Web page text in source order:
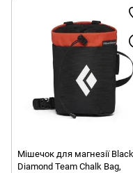
Мішечок для магнезії Black
Diamond Team Chalk Bag,